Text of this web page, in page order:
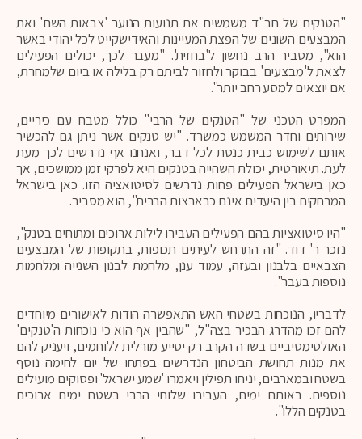
"הטנקים של חב"ד משמשים את תנועות הנוער 'צבאות השם' ואת
המבצעים השונים של הפצת המעיינות והאידישקייט לכל יהודי באשר
הוא", מסביר הרב נחשון ל'בחזית'. "מעבר לכך, יכולים הפעילים
לצאת ל'מבצעים' בבוקר ולחזור לביתם רק בלילה או ביום שלמחרת,
אם יוצאים למסע רחב יותר".
המפרט הטכני של "הטנקים של הרבי" כולל מטבח עם כיריים,
שירותים וחדר המשמש כמשרד. "יש טנקים אשר ניתן גם להכשיר
אותם לשימוש כבית כנסת לכל דבר, ואנחנו אף נדרשים לכך מעת
לעת. תיאורטית, יכולת השהייה בטנקים היא לפרקי זמן ממושכים, אך
כאן בישראל הפעילים פחות נדרשים לסיטואציה הזו. כאן בישראל
המרחקים בין היעדים אינם כבארצות הברית", הוא מסביר.
"היו סיטואציות בהם הפעילים העבירו לילות ארוכים ומתוחים בטנק",
נזכר ר' דוד. "זה התרחש לעיתים תכופות, בתקופות של המבצעים
הצבאיים בלבנון ובעזה, עמוד ענן, מלחמת לבנון השנייה ומלחמות
נוספות בעבר".
לדבריו, הנוכחות בשטחי האש התאפשרה הודות לאישורים מיוחדים
להם זכו מהדרג הבכיר בצה"ל, "שהבין אף הוא כי נוכחות ה'טנקים'
האולטימטיביים בשדה הקרב רק יסייע מורלית ללוחמים, ויעניק להם
את מנות תחושת הביטחון הנדרשים בפתחו של יום לחימה נוסף
בשטח ובמארבים, יניחו תפילין ויאמרו 'שמע ישראל' ופסוקים מועילים
נוספים. באותם ימים, העבירו שלוחי הרבי בשטח ימים ארוכים
בטנקים הללו".